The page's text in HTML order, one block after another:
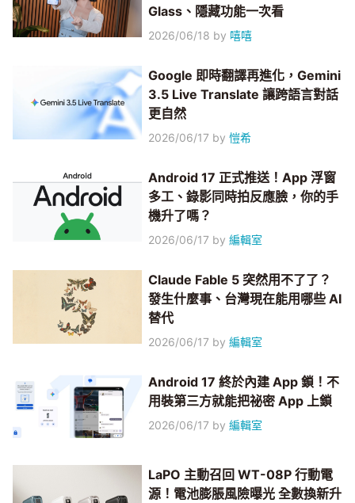
Glass、隱藏功能一次看
2026/06/18 by 嘻嘻
Google 即時翻譯再進化，Gemini
3.5 Live Translate 讓跨語言對話
更自然
2026/06/17 by愷希
Android 17 正式推送！App 浮窗
多工、錄影同時拍反應臉，你的手
機升了嗎？
2026/06/17 by編輯室
Claude Fable 5 突然用不了了？
發生什麼事、台灣現在能用哪些 AI
替代
2026/06/17 by編輯室
Android 17 終於內建 App 鎖！不
用裝第三方就能把祕密 App 上鎖
2026/06/17 by編輯室
LaPO 主動召回 WT-08P 行動電
源！電池膨脹風險曝光 全數換新升